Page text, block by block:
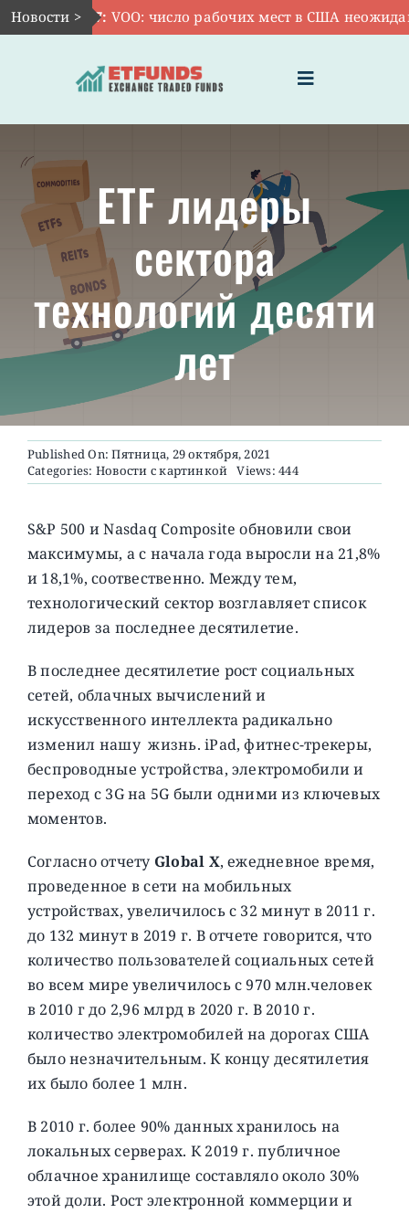
Skip
to
Новости >
Авг 7: VOO: число рабочих мест в США
Toggle
Navigation
ГЛАВНАЯ
ЧТО ТАКОЕ ETF
ИНВЕСТИЦИИ В ETF
ТЕМАТИЧЕСКИЕ ETF
АКТУАЛЬНЫЕ
О ПРОЕКТЕ
ETF лидеры
сектора
технологий десяти
лет
Published On: Пятница, 29 октября, 2021
Categories: Новости с картинкой Views: 444
S&P 500 и Nasdaq Composite обновили свои
максимумы, а с начала года выросли на 21,8%
и 18,1%, соотвественно. Между тем,
технологический сектор возглавляет список
лидеров за последнее десятилетие.
В последнее десятилетие рост социальных
сетей, облачных вычислений и
искусственного интеллекта радикально
изменил нашу жизнь. iPad, фитнес-трекеры,
беспроводные устройства, электромобили и
переход с 3G на 5G были одними из ключевых
моментов.
Согласно отчету Global X, ежедневное время,
проведенное в сети на мобильных
устройствах, увеличилось с 32 минут в 2011 г.
до 132 минут в 2019 г. В отчете говорится, что
количество пользователей социальных сетей
во всем мире увеличилось с 970 млн.человек
в 2010 г до 2,96 млрд в 2020 г. В 2010 г.
количество электромобилей на дорогах США
было незначительным. К концу десятилетия
их было более 1 млн.
В 2010 г. более 90% данных хранилось на
локальных серверах. К 2019 г. публичное
облачное хранилище составляло около 30%
этой доли. Рост электронной коммерции и